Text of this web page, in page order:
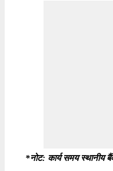
*नोट: कार्य समय